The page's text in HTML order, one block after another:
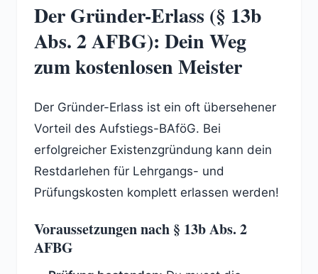
Der Gründer-Erlass (§ 13b
Abs. 2 AFBG): Dein Weg
zum kostenlosen Meister
Der Gründer-Erlass ist ein oft übersehener
Vorteil des Aufstiegs-BAföG. Bei
erfolgreicher Existenzgründung kann dein
Restdarlehen für Lehrgangs- und
Prüfungskosten komplett erlassen werden!
Voraussetzungen nach § 13b Abs. 2
AFBG